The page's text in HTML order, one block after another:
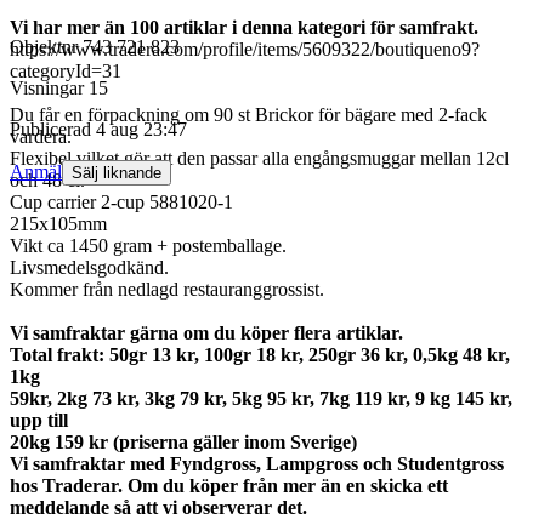
Vi har mer än 100 artiklar i denna kategori för samfrakt.
https://www.tradera.com/profile/items/5609322/boutiqueno9?
categoryId=31
Du får en förpackning om 90 st Brickor för bägare med 2-fack
vardera.
Flexibel vilket gör att den passar alla engångsmuggar mellan 12cl
och 48 cl.
Cup carrier 2-cup 5881020-1
215x105mm
Vikt ca 1450 gram + postemballage.
Livsmedelsgodkänd.
Kommer från nedlagd restauranggrossist.
Vi samfraktar gärna om du köper flera artiklar.
Total frakt: 50gr 13 kr, 100gr 18 kr, 250gr 36 kr, 0,5kg 48 kr,
1kg
59kr, 2kg 73 kr, 3kg 79 kr, 5kg 95 kr, 7kg 119 kr, 9 kg 145 kr,
upp till
20kg 159 kr (priserna gäller inom Sverige)
Vi samfraktar med Fyndgross, Lampgross och Studentgross
hos Traderar. Om du köper från mer än en skicka ett
meddelande så att vi observerar det.
Objektnr 743 721 823
Visningar 15
Publicerad 4 aug 23:47
Anmäl Sälj liknande